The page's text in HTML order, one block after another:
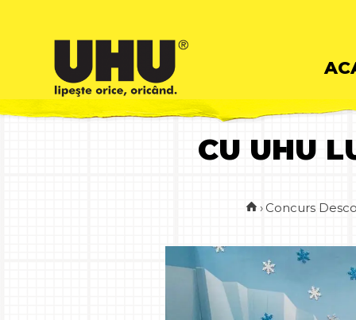
Skip
to
CU UHU
› Concurs